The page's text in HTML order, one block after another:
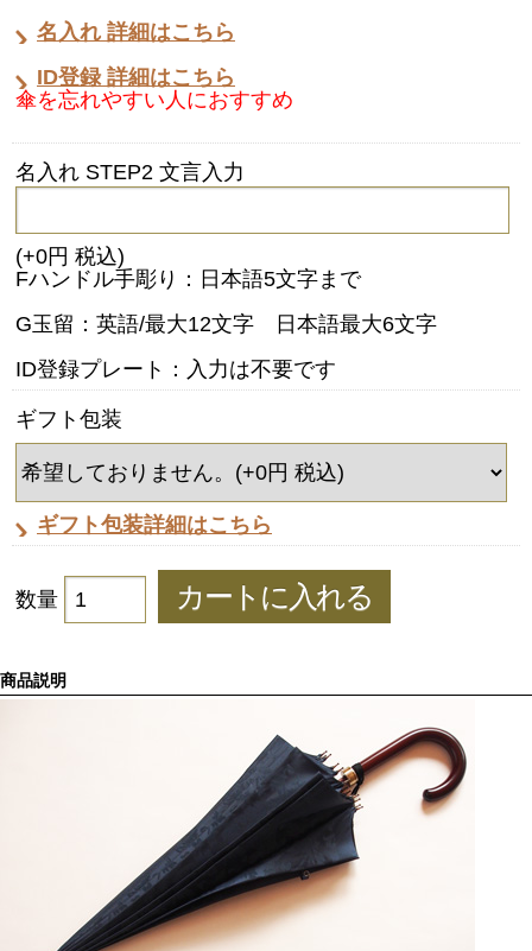
名入れ 詳細はこちら
ID登録 詳細はこちら
傘を忘れやすい人におすすめ
名入れ STEP2 文言入力
(+0円 税込)
Fハンドル手彫り：日本語5文字まで
G玉留：英語/最大12文字 日本語最大6文字
ID登録プレート：入力は不要です
ギフト包装
ギフト包装詳細はこちら
数量
商品説明